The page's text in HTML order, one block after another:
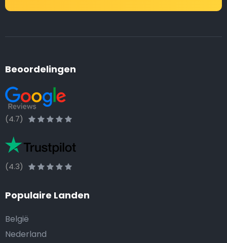
Beoordelingen
(4.7)
(4.3)
Populaire Landen
België
Nederland